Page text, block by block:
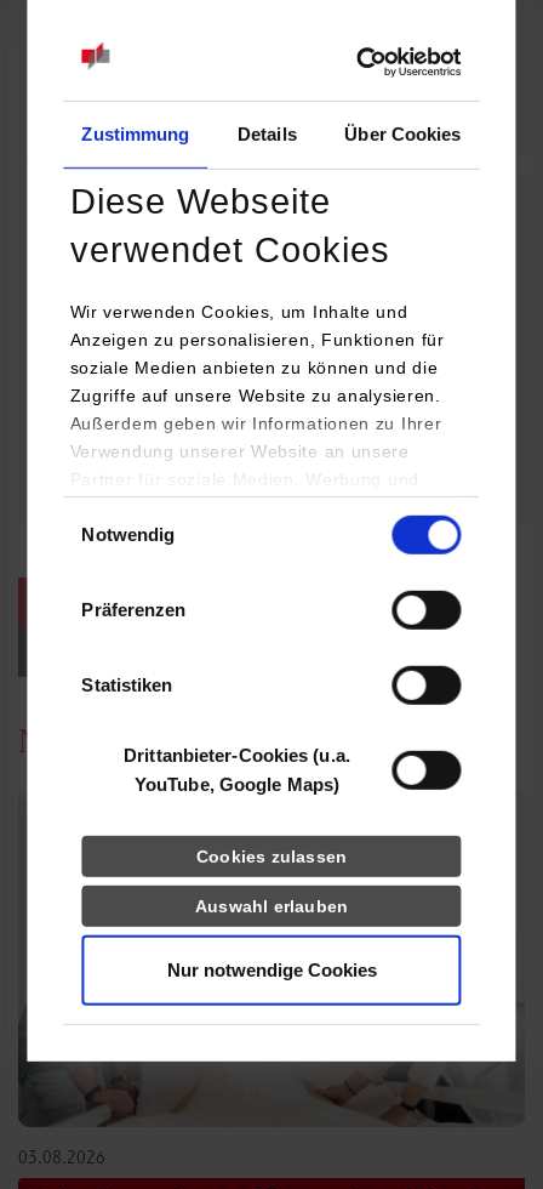
Zustimmung Details Über Cookies
Diese Webseite
verwendet Cookies
Wir verwenden Cookies, um Inhalte und
Anzeigen zu personalisieren, Funktionen für
soziale Medien anbieten zu können und die
Zugriffe auf unsere Website zu analysieren.
Außerdem geben wir Informationen zu Ihrer
Verwendung unserer Website an unsere
Partner für soziale Medien, Werbung und
YouTube, Google Maps) führen diese
Daten zusammen, die Sie ihnen bereitgestellt
haben oder die sie im Rahmen Ihrer Nutzung
Notwendig
Präferenzen
Statistiken
Drittanbieter-Cookies (u.a.
YouTube, Google Maps)
Cookies zulassen
Auswahl erlauben
Nur notwendige Cookies
Online INDIS-Infoveranstaltung für Studierende
Zum Event
Technologietag: Clean Urban Transportation –
nachhaltige Mobilität im (sub)urbanen Umfeld
16.09.2026 - 17.09.2026
Im Mittelpunkt stehen elektrische Antriebe, moderne
Batterietechnologien und innovative Fahrzeugkonzepte für
nachhaltige Mobilität in Stadt und…
weitere Veranstaltungen / Termine
News
03.08.2026